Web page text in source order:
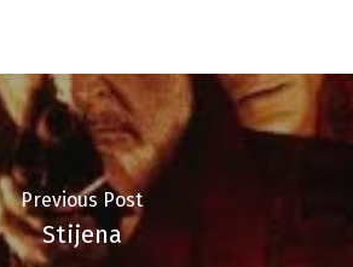
Previous Post
Stijena